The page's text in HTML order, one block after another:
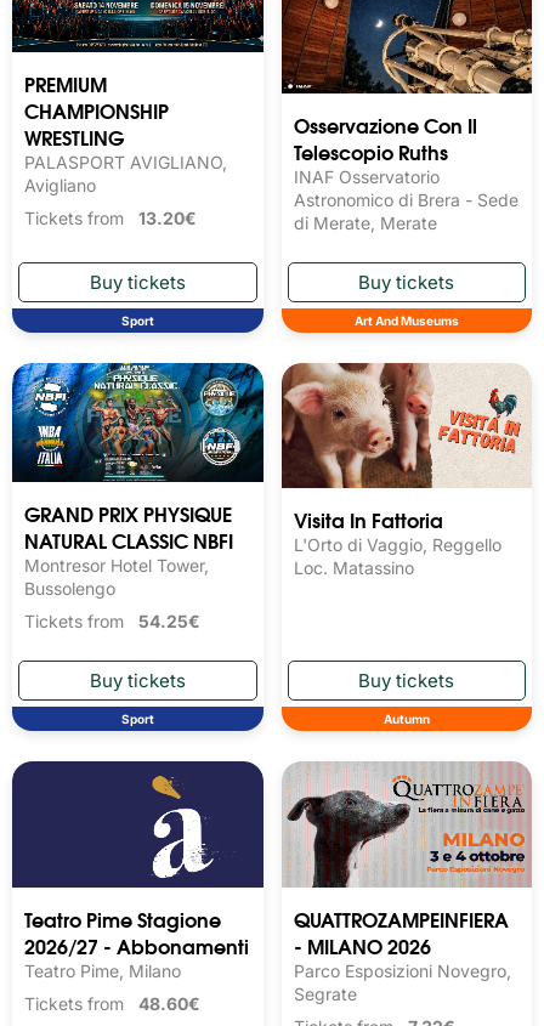
PREMIUM
CHAMPIONSHIP
WRESTLING
PALASPORT AVIGLIANO,
Avigliano
Tickets from 13.20€
Sport
Osservazione Con Il
Telescopio Ruths
INAF Osservatorio
Astronomico di Brera - Sede
di Merate, Merate
Art And Museums
GRAND PRIX PHYSIQUE
NATURAL CLASSIC NBFI
Montresor Hotel Tower,
Bussolengo
Tickets from 54.25€
Sport
Visita In Fattoria
L'Orto di Vaggio, Reggello
Loc. Matassino
Autumn
Teatro Pime Stagione
2026/27 - Abbonamenti
Teatro Pime, Milano
Tickets from 48.60€
QUATTROZAMPEINFIERA
- MILANO 2026
Parco Esposizioni Novegro,
Segrate